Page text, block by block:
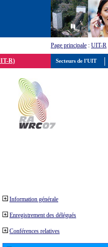
Page principale : UIT-R
R)
Information générale
Enregistrement des délégués
Conférences relatives
Secteurs de l'UIT